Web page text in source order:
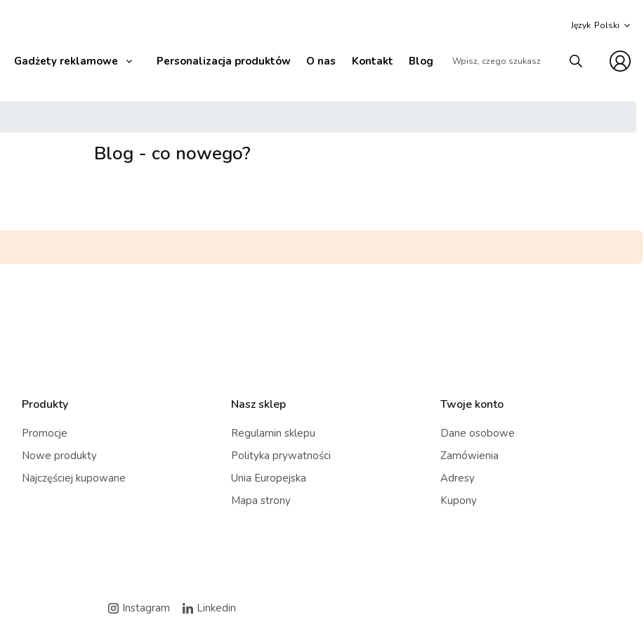
Język
Gadżety reklamowe Personalizacja produktów O nas Kontakt Blog
Blog - co nowego?
Produkty
Promocje
Nowe produkty
Najczęściej kupowane
Nasz sklep
Regulamin sklepu
Polityka prywatności
Unia Europejska
Mapa strony
Twoje konto
Dane osobowe
Zamówienia
Adresy
Kupony
Instagram Linkedin